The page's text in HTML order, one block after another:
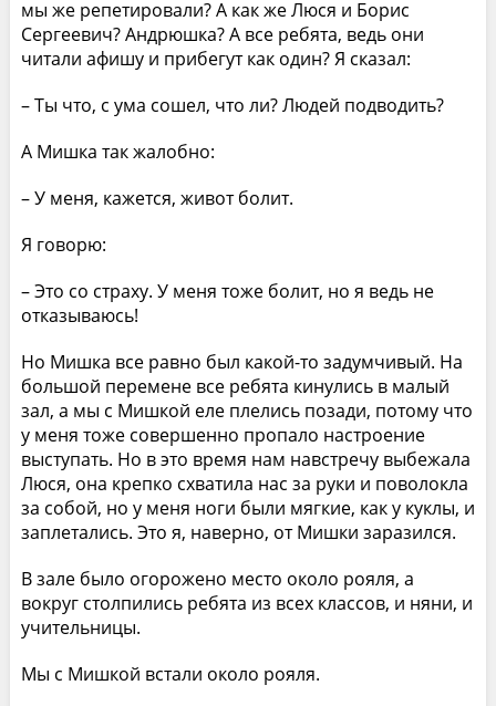
мы же репетировали? А как же Люся и Борис
Сергеевич? Андрюшка? А все ребята, ведь они
читали афишу и прибегут как один? Я сказал:
– Ты что, с ума сошел, что ли? Людей подводить?
А Мишка так жалобно:
– У меня, кажется, живот болит.
Я говорю:
– Это со страху. У меня тоже болит, но я ведь не
отказываюсь!
Но Мишка все равно был какой-то задумчивый. На
большой перемене все ребята кинулись в малый
зал, а мы с Мишкой еле плелись позади, потому что
у меня тоже совершенно пропало настроение
выступать. Но в это время нам навстречу выбежала
Люся, она крепко схватила нас за руки и поволокла
за собой, но у меня ноги были мягкие, как у куклы, и
заплетались. Это я, наверно, от Мишки заразился.
В зале было огорожено место около рояля, а
вокруг столпились ребята из всех классов, и няни, и
учительницы.
Мы с Мишкой встали около рояля.